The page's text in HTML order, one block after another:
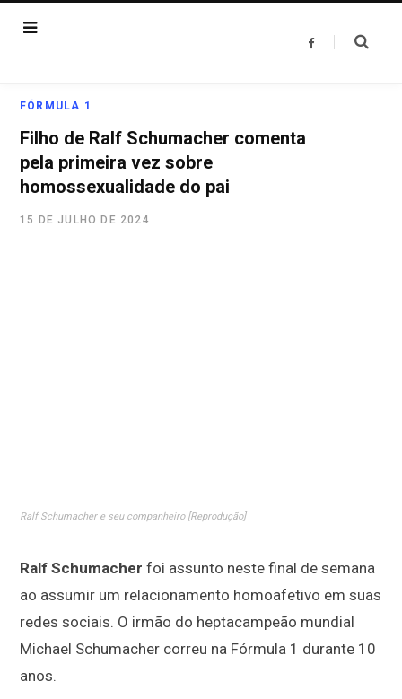
F
FÓRMULA 1
Filho de Ralf Schumacher comenta
pela primeira vez sobre
homossexualidade do pai
15 DE JULHO DE 2024
Ralf Schumacher e seu companheiro [Reprodução]
Ralf Schumacher foi assunto neste final de semana
ao assumir um relacionamento homoafetivo em suas
redes sociais. O irmão do heptacampeão mundial
Michael Schumacher correu na Fórmula 1 durante 10
anos.